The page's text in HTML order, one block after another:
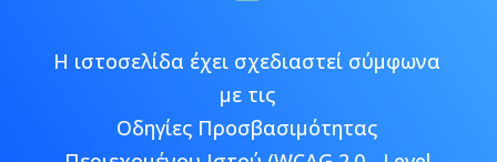
Η ιστοσελίδα έχει σχεδιαστεί σύμφωνα
με τις
Οδηγίες Προσβασιμότητας